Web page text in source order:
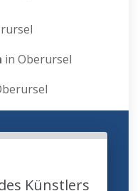
in Oberursel
Künstlers